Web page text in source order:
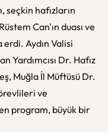
hafızların
Can'ın duası ve
Aydın Valisi
Yardımcısı Dr. Hafız
Muğla İl Müftüsü Dr.
ve
program, büyük bir